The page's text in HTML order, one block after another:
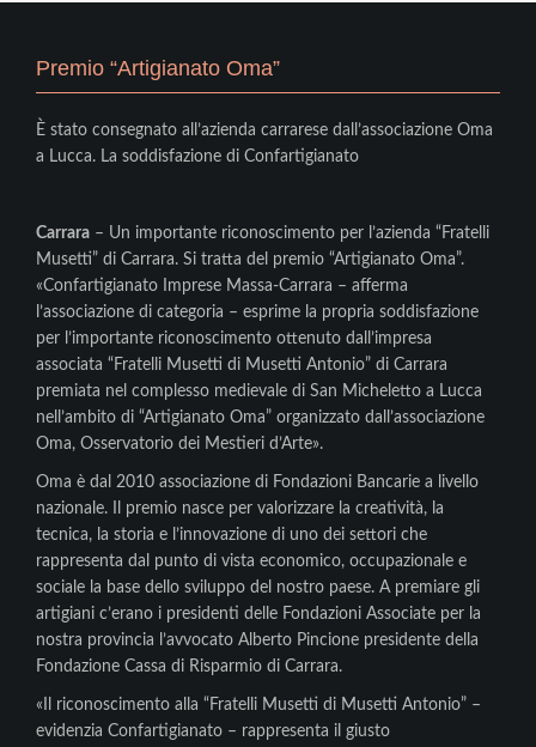
Premio “Artigianato Oma”
È stato consegnato all’azienda carrarese dall’associazione Oma
a Lucca. La soddisfazione di Confartigianato
Carrara – Un importante riconoscimento per l’azienda “Fratelli
Musetti” di Carrara. Si tratta del premio “Artigianato Oma”.
«Confartigianato Imprese Massa-Carrara – afferma
l’associazione di categoria – esprime la propria soddisfazione
per l’importante riconoscimento ottenuto dall’impresa
associata “Fratelli Musetti di Musetti Antonio” di Carrara
premiata nel complesso medievale di San Micheletto a Lucca
nell’ambito di “Artigianato Oma” organizzato dall’associazione
Oma, Osservatorio dei Mestieri d’Arte».
Oma è dal 2010 associazione di Fondazioni Bancarie a livello
nazionale. Il premio nasce per valorizzare la creatività, la
tecnica, la storia e l’innovazione di uno dei settori che
rappresenta dal punto di vista economico, occupazionale e
sociale la base dello sviluppo del nostro paese. A premiare gli
artigiani c’erano i presidenti delle Fondazioni Associate per la
nostra provincia l’avvocato Alberto Pincione presidente della
Fondazione Cassa di Risparmio di Carrara.
«Il riconoscimento alla “Fratelli Musetti di Musetti Antonio” –
evidenzia Confartigianato – rappresenta il giusto